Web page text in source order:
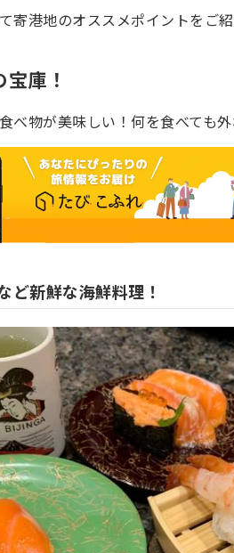
寄港地のオススメポイントをご紹
庫！
べ物が美味しい！何を食べても外
ど新鮮な海鮮料理！